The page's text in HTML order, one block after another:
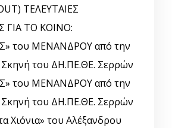
ΤΕΛΕΥΤΑΙΕΣ
ΓΙΑ ΤΟ ΚΟΙΝΟ:
του ΜΕΝΑΝΔΡΟΥ από την
Σκηνή του ΔΗ.ΠΕ.ΘΕ. Σερρών
του ΜΕΝΑΝΔΡΟΥ από την
Σκηνή του ΔΗ.ΠΕ.ΘΕ. Σερρών
Χιόνια» του Αλέξανδρου